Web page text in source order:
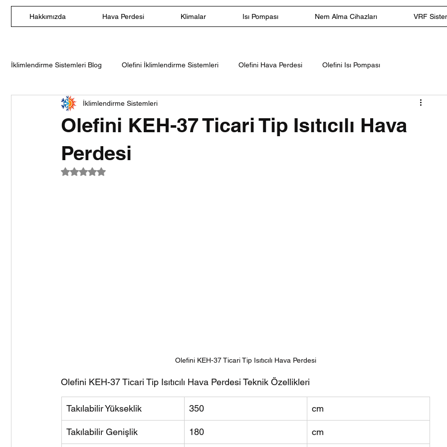
Hakkımızda Hava Perdesi Klimalar Isı Pompası Nem Alma Cihazları VRF
İklimlendirme Sistemleri Blog Olefini İklimlendirme Sistemleri Olefini Hava Perdesi Olefini Isı Pompası
Olefini Nem Alma Cihazları Olefini Duvar Tipi Split Klimalar
Olefini Salon Tipi Klima Olefini Ticari Tip Hava Perdesi
Olefini KEH-37 Ticari Tip Isıtıcılı Hava
Perdesi
İklimlendirme Sistemleri
5 üzerinden NaN yıldız
Olefini KEH-37 Ticari Tip Isıtıcılı Hava Perdesi
Olefini KEH-37 Ticari Tip Isıtıcılı Hava Perdesi Teknik Özellikleri
Takılabilir Yükseklik 350 cm
Takılabilir Genişlik 180 cm